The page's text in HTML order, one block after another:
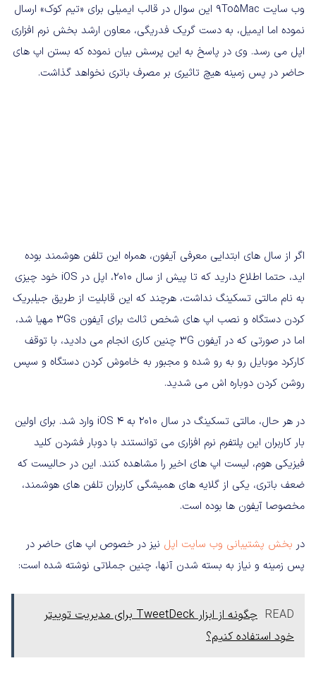
وب سایت 9To5Mac این سوال در قالب ایمیلی برای «تیم کوک» ارسال
نموده اما ایمیل، به دست گریک فدریگی، معاون ارشد بخش نرم افزاری
اپل می رسد. وی در پاسخ به این پرسش بیان نموده که بستن اپ های
حاضر در پس زمینه هیچ تاثیری بر مصرف باتری نخواهد گذاشت.
اگر از سال های ابتدایی معرفی آیفون، همراه این تلفن هوشمند بوده
اید، حتما اطلاع دارید که تا پیش از سال ۲۰۱۰، اپل در iOS خود چیزی
به نام مالتی تسکینگ نداشت، هرچند که این قابلیت از طریق جیلبریک
کردن دستگاه و نصب اپ های شخص ثالث برای آیفون 3Gs مهیا شد،
اما در صورتی که در آیفون 3G چنین کاری انجام می دادید، با توقف
کارکرد موبایل رو به رو شده و مجبور به خاموش کردن دستگاه و سپس
روشن کردن دوباره اش می شدید.
در هر حال، مالتی تسکینگ در سال ۲۰۱۰ به iOS 4 وارد شد. برای اولین
بار کاربران این پلتفرم نرم افزاری می توانستند با دوبار فشردن کلید
فیزیکی هوم، لیست اپ های اخیر را مشاهده کنند. این در حالیست که
ضعف باتری، یکی از گلایه های همیشگی کاربران تلفن های هوشمند،
مخصوصا آیفون ها بوده است.
در بخش پشتیبانی وب سایت اپل نیز در خصوص اپ های حاضر در
پس زمینه و نیاز به بسته شدن آنها، چنین جملاتی نوشته شده است:
READ
چگونه از ابزار TweetDeck برای مدیریت توییتر
خود استفاده کنیم؟